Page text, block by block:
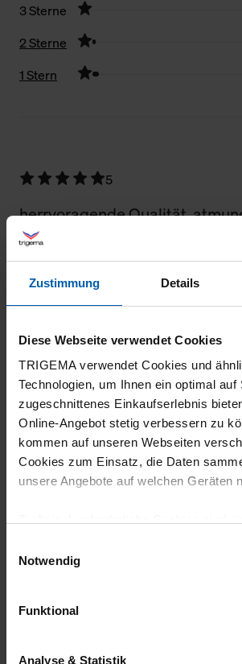
Zustimmung Details
Diese Webseite verwendet Cookies
TRIGEMA verwendet Cookies und
Technologien, um Ihnen ein optimal auf
zugeschnittenes Einkaufserlebnis
Online-Angebot stetig verbessern zu
kommen auf unseren Webseiten
Cookies zum Einsatz, die Daten
unsere Angebote auf welchen Geräten
grundlegende Funktionen wie etwa zur
gewährleisten.
Für die Darstellung personalisierter
Notwendig
Funktional
Analyse & Statistik
3 Sterne
2 Sterne
1 Stern
5
herrvoragende Qualität,
Ware wie gewünscht
5
Macht einen sehrt guten